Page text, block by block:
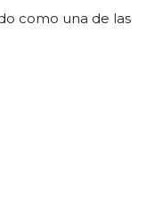
como una de las